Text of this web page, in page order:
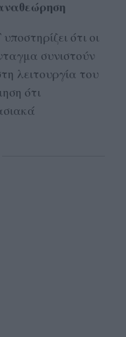
ότι οι
συνιστούν
λειτουργία του
ότι